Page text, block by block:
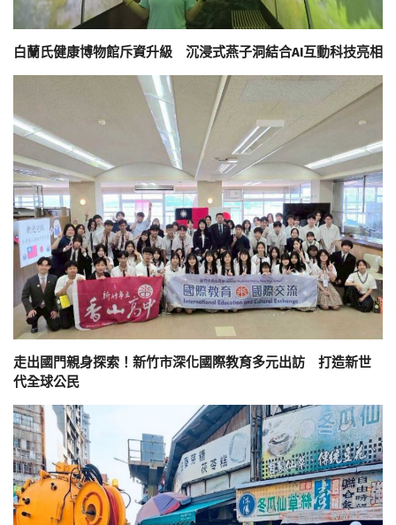
白蘭氏健康博物館斥資升級 沉浸式燕子洞結合AI互動科技亮相
走出國門親身探索！新竹市深化國際教育多元出訪 打造新世
代全球公民